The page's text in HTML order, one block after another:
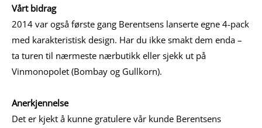
Vårt bidrag
2014 var også første gang Berentsens lanserte egne 4-pack
med karakteristisk design. Har du ikke smakt dem enda –
ta turen til nærmeste nærbutikk eller sjekk ut på
Vinmonopolet (Bombay og Gullkorn).
Anerkjennelse
Det er kjekt å kunne gratulere vår kunde Berentsens